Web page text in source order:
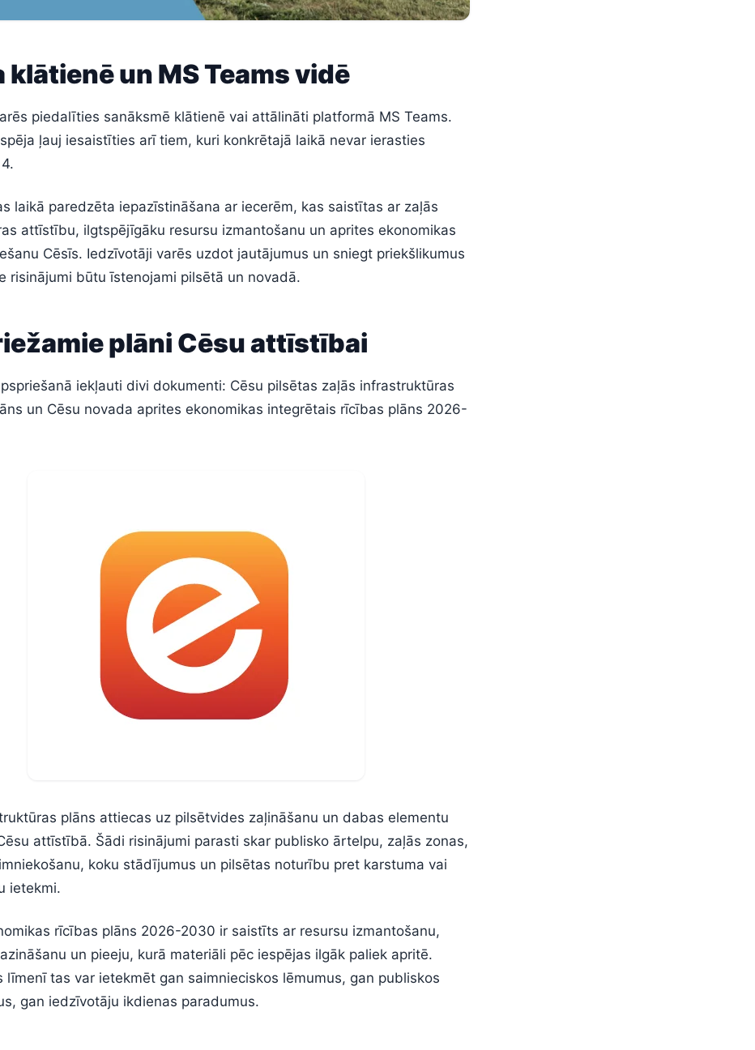
klātienē un MS Teams vidē
piedalīties sanāksmē klātienē vai attālināti platformā MS Teams.
ļauj iesaistīties arī tiem, kuri konkrētajā laikā nevar ierasties
laikā paredzēta iepazīstināšana ar iecerēm, kas saistītas ar zaļās
attīstību, ilgtspējīgāku resursu izmantošanu un aprites ekonomikas
Cēsīs. Iedzīvotāji varēs uzdot jautājumus un sniegt priekšlikumus
risinājumi būtu īstenojami pilsētā un novadā.
plāni Cēsu attīstībai
iekļauti divi dokumenti: Cēsu pilsētas zaļās infrastruktūras
un Cēsu novada aprites ekonomikas integrētais rīcības plāns 2026-
plāns attiecas uz pilsētvides zaļināšanu un dabas elementu
attīstībā. Šādi risinājumi parasti skar publisko ārtelpu, zaļās zonas,
koku stādījumus un pilsētas noturību pret karstuma vai
ietekmi.
rīcības plāns 2026-2030 ir saistīts ar resursu izmantošanu,
un pieeju, kurā materiāli pēc iespējas ilgāk paliek apritē.
līmenī tas var ietekmēt gan saimnieciskos lēmumus, gan publiskos
gan iedzīvotāju ikdienas paradumus.